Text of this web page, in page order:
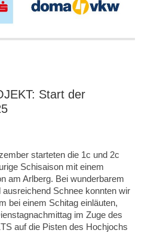
Start der
starteten die 1c und 2c
Schisaison mit einem
am Arlberg. Bei wunderbarem
Schnee konnten wir
bei einem Schitag einläuten,
im Zuge des
auf die Pisten des Hochjochs